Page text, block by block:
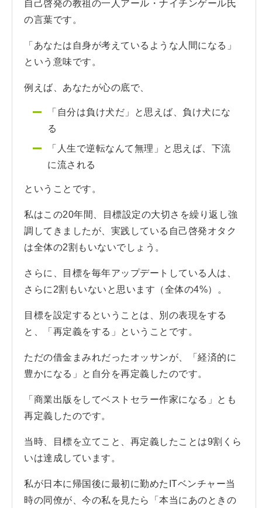
自己啓発の教祖の一人アール・ナイチンゲール氏
の言葉です。
「あなたは自身が考えているような人間になる」
という意味です。
例えば、あなたが心の底で、
「自分は負け犬だ」と思えば、負け犬にな
る
「人生で逆転なんて無理」と思えば、下流
に流される
ということです。
私はこの20年間、目標設定の大切さを繰り返し強
調してきましたが、実践している自己啓発オタク
は全体の2割もいないでしょう。
さらに、目標を毎年アップデートしている人は、
さらに2割もいないと思います（全体の4%）。
目標を設定するということは、別の表現をする
と、「再定義をする」ということです。
ただの借金まみれだったオッサンが、「経済的に
豊かになる」と自分を再定義したのです。
「商業出版をしてベストセラー作家になる」とも
再定義したのです。
当時、目標を立てこと、再定義したことは9割くら
いは達成しています。
私が日本に帰国後に最初に勤めたITベンチャー当
時の同僚が、今の私を見たら「本当にあのときの